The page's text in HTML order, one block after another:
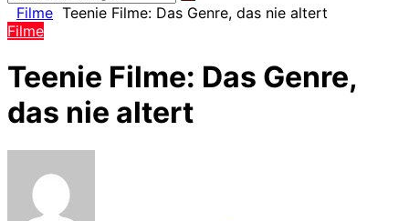
Filme Teenie Filme: Das Genre, das nie altert
Filme
Teenie Filme: Das Genre,
das nie altert